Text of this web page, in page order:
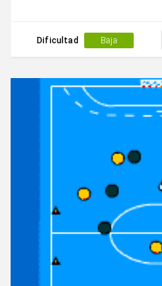
Dificultad Baja